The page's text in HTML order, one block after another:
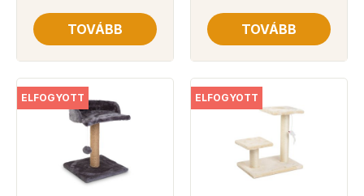
TOVÁBB TOVÁBB
ELFOGYOTT ELFOGYOTT